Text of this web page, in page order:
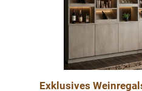
Exklusives